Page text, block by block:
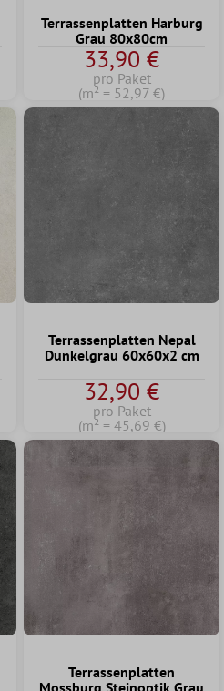
Terrassenplatten Harburg
Grau 80x80cm
33,90 €
pro Paket
(m² = 52,97 €)
Terrassenplatten Nepal
Dunkelgrau 60x60x2 cm
32,90 €
pro Paket
(m² = 45,69 €)
Terrassenplatten
Mossburg Steinoptik Grau